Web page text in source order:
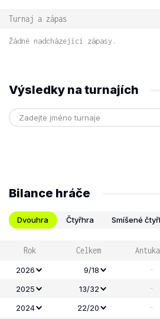
Turnaj a zápas
Žádné nadcházející zápasy.
Výsledky na turnajích
Bilance hráče
Dvouhra Čtyřhra Smíšené
Rok Celkem Antuka
2026 9/18 -
2025
13/32 -
2024
22/20 -